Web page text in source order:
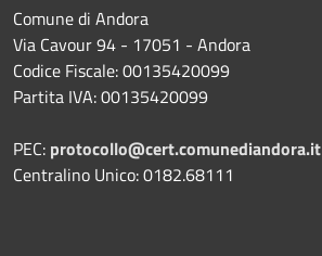
Comune di Andora
Via Cavour 94 - 17051 - Andora
Codice Fiscale: 00135420099
Partita IVA: 00135420099
PEC: protocollo@cert.comunediandora.it
Centralino Unico: 0182.68111